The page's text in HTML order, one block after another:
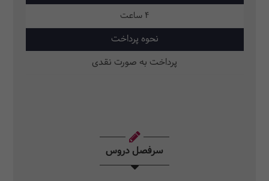
4 ساعت
نحوه پرداخت
پرداخت به صورت نقدی
سرفصل دروس